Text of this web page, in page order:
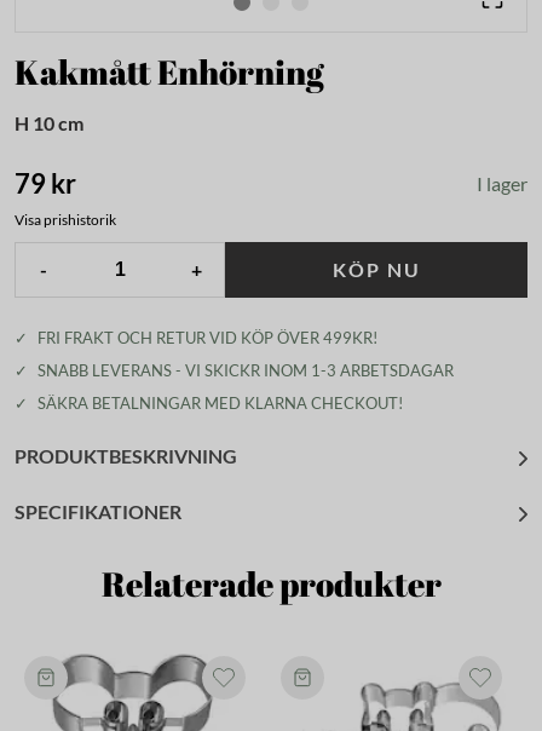
Kakmått Enhörning
H 10 cm
79 kr I lager
Visa prishistorik
- + KÖP NU
✓
FRI FRAKT OCH RETUR VID KÖP ÖVER 499KR!
✓
SNABB LEVERANS - VI SKICKR INOM 1-3 ARBETSDAGAR
✓
SÄKRA BETALNINGAR MED KLARNA CHECKOUT!
PRODUKTBESKRIVNING
SPECIFIKATIONER
Relaterade produkter